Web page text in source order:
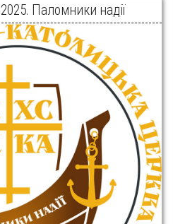
Паломники надії